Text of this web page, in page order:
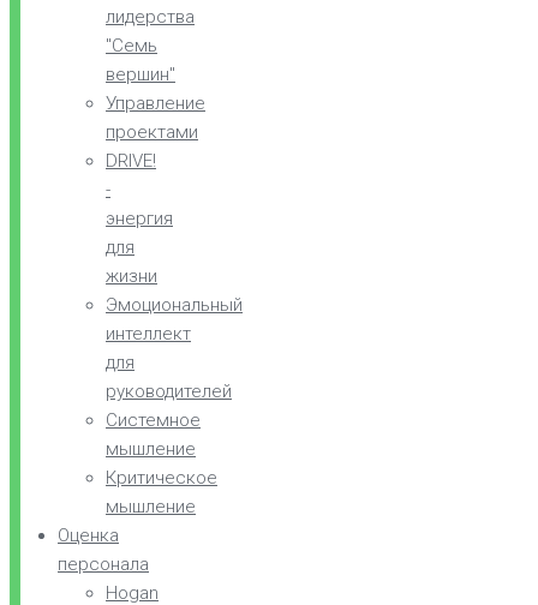
лидерства
"Семь
вершин"
Управление
проектами
DRIVE!
-
энергия
для
жизни
Эмоциональный
интеллект
для
руководителей
Системное
мышление
Критическое
мышление
Оценка
персонала
Hogan